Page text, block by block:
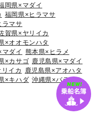
岡県×マダイ
福岡県×ヒラマサ
ラマサ
賀県×ヤリイカ
×オオモンハタ
マダイ 熊本県×ヒラメ
×カサゴ 鹿児島県×マダイ
イカ
鹿児島県×アオハタ
×キハダ 沖縄県×バラハタ